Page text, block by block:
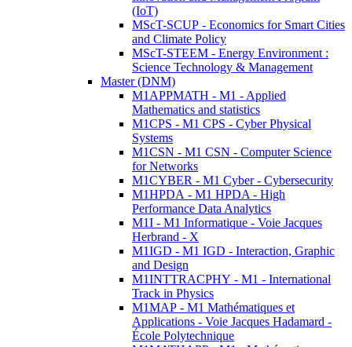
(IoT)
MScT-SCUP - Economics for Smart Cities
and Climate Policy
MScT-STEEM - Energy Environment :
Science Technology & Management
Master (DNM)
M1APPMATH - M1 - Applied
Mathematics and statistics
M1CPS - M1 CPS - Cyber Physical
Systems
M1CSN - M1 CSN - Computer Science
for Networks
M1CYBER - M1 Cyber - Cybersecurity
M1HPDA - M1 HPDA - High
Performance Data Analytics
M1I - M1 Informatique - Voie Jacques
Herbrand - X
M1IGD - M1 IGD - Interaction, Graphic
and Design
M1INTTRACPHY - M1 - International
Track in Physics
M1MAP - M1 Mathématiques et
Applications - Voie Jacques Hadamard -
École Polytechnique